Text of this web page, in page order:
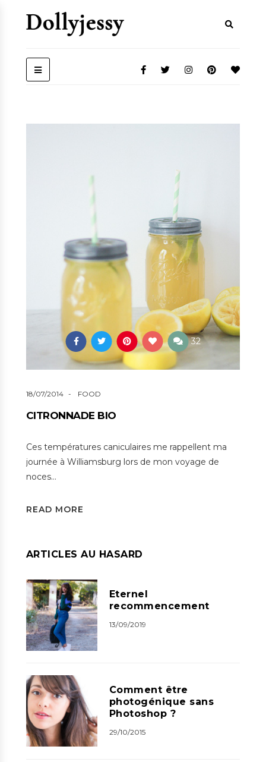
32
18/07/2014 FOOD
CITRONNADE BIO
Ces températures caniculaires me rappellent ma
journée à Williamsburg lors de mon voyage de
noces…
READ MORE
ARTICLES AU HASARD
Eternel
recommencement
13/09/2019
Comment être
photogénique sans
Photoshop ?
29/10/2015